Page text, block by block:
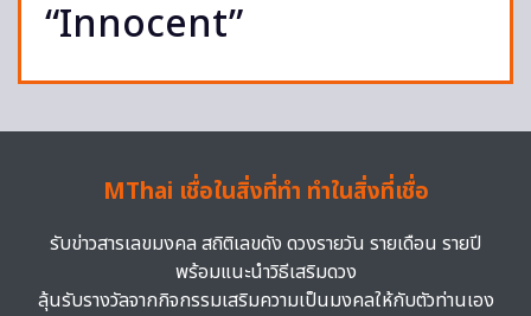
“Innocent”
MThai เชื่อในสิ่งที่ทำ ทำในสิ่งที่เชื่อ
รับข่าวสารเลขมงคล สถิติเลขดัง ดวงรายวัน รายเดือน รายปี
พร้อมแนะนำวิธีเสริมดวง
ลุ้นรับรางวัลจากกิจกรรมเสริมความเป็นมงคลให้กับตัวท่านเอง